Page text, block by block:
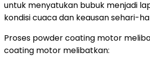
untuk menyatukan bubuk menjadi
kondisi cuaca dan keausan sehari-
Proses powder coating motor
coating motor melibatkan: